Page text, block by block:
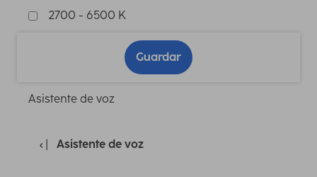
2700 - 6500 K
Guardar
Asistente de voz
Asistente de voz